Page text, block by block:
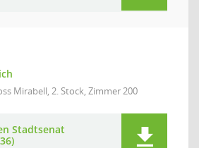
Mirabell, 2. Stock, Zimmer 200
Stadtsenat